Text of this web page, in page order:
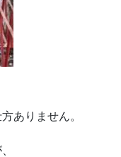
ありません。